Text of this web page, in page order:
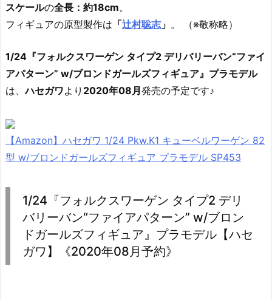
スケールの全長：約18cm。
フィギュアの原型製作は 「辻村聡志 」 。 （※敬称略）
1/24『フォルクスワーゲン タイプ2 デリバリーバン“ファイ
アパターン” w/ブロンドガールズフィギュア』プラモデル
は、ハセガワより 2020年08月 発売の予定です♪
【Amazon】ハセガワ 1/24 Pkw.K1 キューベルワーゲン 82
型 w/ブロンドガールズフィギュア プラモデル SP453
1/24『フォルクスワーゲン タイプ2 デリ
バリーバン“ファイアパターン” w/ブロン
ドガールズフィギュア』プラモデル【ハセ
ガワ】《2020年08月予約》